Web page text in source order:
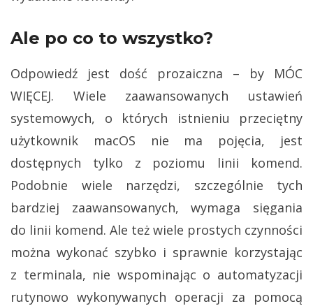
Ale po co to wszystko?
Odpowiedź jest dość prozaiczna – by MÓC
WIĘCEJ. Wiele zaawansowanych ustawień
systemowych, o których istnieniu przeciętny
użytkownik macOS nie ma pojęcia, jest
dostępnych tylko z poziomu linii komend.
Podobnie wiele narzędzi, szczególnie tych
bardziej zaawansowanych, wymaga sięgania
do linii komend. Ale też wiele prostych czynności
można wykonać szybko i sprawnie korzystając
z terminala, nie wspominając o automatyzacji
rutynowo wykonywanych operacji za pomocą